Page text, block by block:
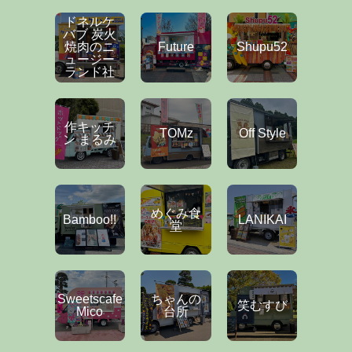
ドネルケ
バブ 炭火
焼肉のニ
ュージー
ランド社
Future Shupu52
作キッチ
ン まるみ
TOMz Off Style
Bamboo!!
めぐみ食
堂
LANIKAI
Sweetscafe
Mico
ちゃんの
台所
笑むすび